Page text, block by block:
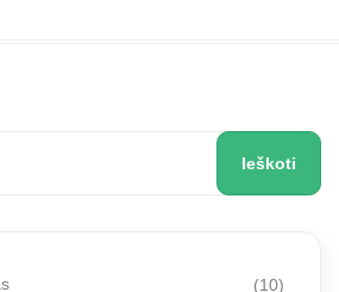
Ieškoti
(10)